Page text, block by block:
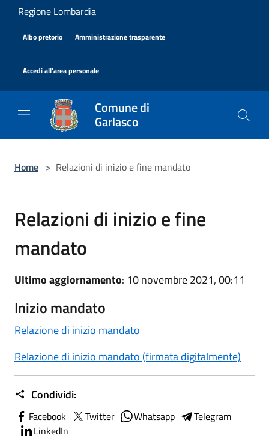
Salta al contenuto principale
Regione Lombardia
Albo pretorio Amministrazione trasparente
Accedi all'area personale
Comune di
Garlasco
Home > Relazioni di inizio e fine mandato
Relazioni di inizio e fine
mandato
Ultimo aggiornamento: 10 novembre 2021, 00:11
Inizio mandato
Relazione di inizio mandato
Relazione di inizio mandato (firmata digitalmente)
Condividi:
Facebook Twitter Whatsapp
Telegram
LinkedIn